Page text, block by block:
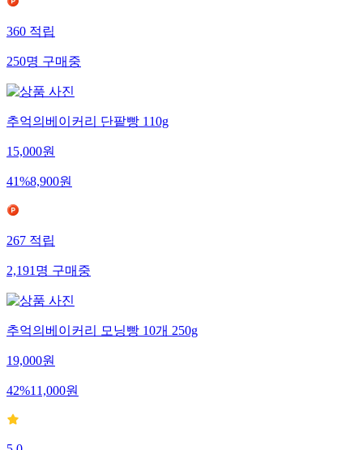
360적립
250명구매중
추억의베이커리 단팥빵 110g
15,000원
41%8,900원
267적립
2,191명구매중
추억의베이커리 모닝빵 10개 250g
19,000원
42%11,000원